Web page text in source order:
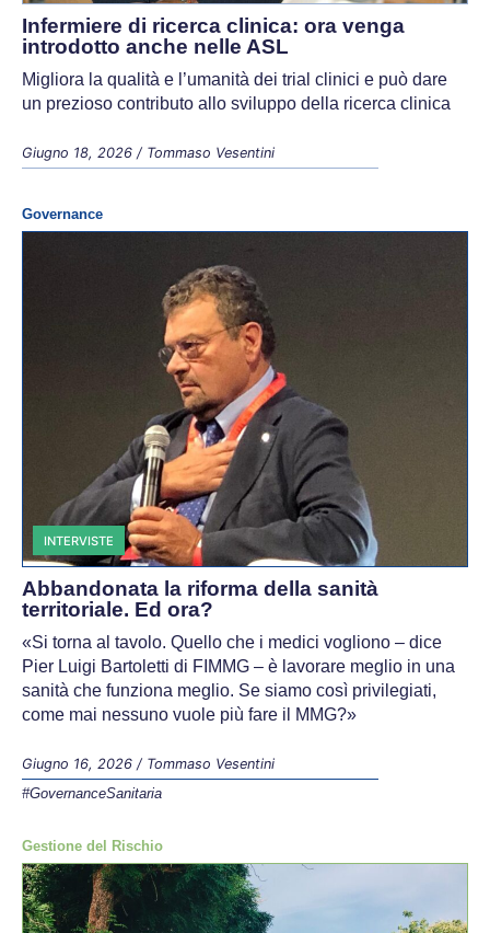
Infermiere di ricerca clinica: ora venga
introdotto anche nelle ASL
Migliora la qualità e l’umanità dei trial clinici e può dare
un prezioso contributo allo sviluppo della ricerca clinica
Giugno 18, 2026 / Tommaso Vesentini
Governance
INTERVISTE
Abbandonata la riforma della sanità
territoriale. Ed ora?
«Si torna al tavolo. Quello che i medici vogliono – dice
Pier Luigi Bartoletti di FIMMG – è lavorare meglio in una
sanità che funziona meglio. Se siamo così privilegiati,
come mai nessuno vuole più fare il MMG?»
Giugno 16, 2026 / Tommaso Vesentini
#GovernanceSanitaria
Gestione del Rischio